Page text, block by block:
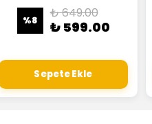
%8 ₺ 649.00
₺ 599.00
Sepete Ekle